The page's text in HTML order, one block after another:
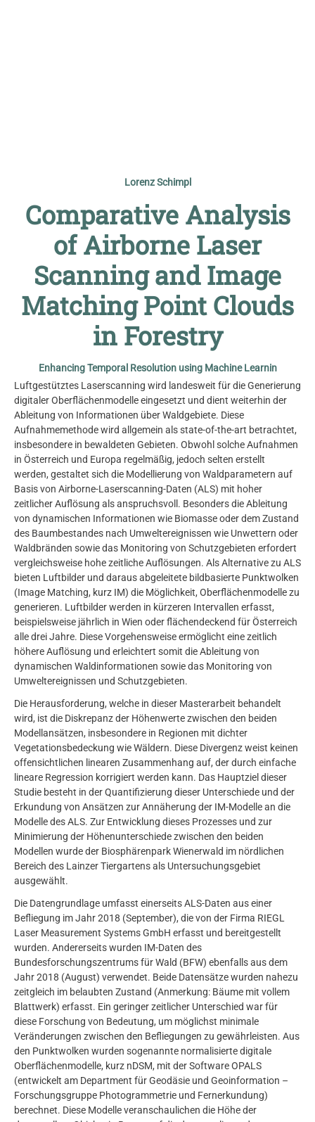
Lorenz Schimpl
Comparative Analysis
of Airborne Laser
Scanning and Image
Matching Point Clouds
in Forestry
Enhancing Temporal Resolution using Machine Learnin
Luftgestütztes Laserscanning wird landesweit für die Generierung
digitaler Oberflächenmodelle eingesetzt und dient weiterhin der
Ableitung von Informationen über Waldgebiete. Diese
Aufnahmemethode wird allgemein als state-of-the-art betrachtet,
insbesondere in bewaldeten Gebieten. Obwohl solche Aufnahmen
in Österreich und Europa regelmäßig, jedoch selten erstellt
werden, gestaltet sich die Modellierung von Waldparametern auf
Basis von Airborne-Laserscanning-Daten (ALS) mit hoher
zeitlicher Auflösung als anspruchsvoll. Besonders die Ableitung
von dynamischen Informationen wie Biomasse oder dem Zustand
des Baumbestandes nach Umweltereignissen wie Unwettern oder
Waldbränden sowie das Monitoring von Schutzgebieten erfordert
vergleichsweise hohe zeitliche Auflösungen. Als Alternative zu ALS
bieten Luftbilder und daraus abgeleitete bildbasierte Punktwolken
(Image Matching, kurz IM) die Möglichkeit, Oberflächenmodelle zu
generieren. Luftbilder werden in kürzeren Intervallen erfasst,
beispielsweise jährlich in Wien oder flächendeckend für Österreich
alle drei Jahre. Diese Vorgehensweise ermöglicht eine zeitlich
höhere Auflösung und erleichtert somit die Ableitung von
dynamischen Waldinformationen sowie das Monitoring von
Umweltereignissen und Schutzgebieten.
Die Herausforderung, welche in dieser Masterarbeit behandelt
wird, ist die Diskrepanz der Höhenwerte zwischen den beiden
Modellansätzen, insbesondere in Regionen mit dichter
Vegetationsbedeckung wie Wäldern. Diese Divergenz weist keinen
offensichtlichen linearen Zusammenhang auf, der durch einfache
lineare Regression korrigiert werden kann. Das Hauptziel dieser
Studie besteht in der Quantifizierung dieser Unterschiede und der
Erkundung von Ansätzen zur Annäherung der IM-Modelle an die
Modelle des ALS. Zur Entwicklung dieses Prozesses und zur
Minimierung der Höhenunterschiede zwischen den beiden
Modellen wurde der Biosphärenpark Wienerwald im nördlichen
Bereich des Lainzer Tiergartens als Untersuchungsgebiet
ausgewählt.
Die Datengrundlage umfasst einerseits ALS-Daten aus einer
Befliegung im Jahr 2018 (September), die von der Firma RIEGL
Laser Measurement Systems GmbH erfasst und bereitgestellt
wurden. Andererseits wurden IM-Daten des
Bundesforschungszentrums für Wald (BFW) ebenfalls aus dem
Jahr 2018 (August) verwendet. Beide Datensätze wurden nahezu
zeitgleich im belaubten Zustand (Anmerkung: Bäume mit vollem
Blattwerk) erfasst. Ein geringer zeitlicher Unterschied war für
diese Forschung von Bedeutung, um möglichst minimale
Veränderungen zwischen den Befliegungen zu gewährleisten. Aus
den Punktwolken wurden sogenannte normalisierte digitale
Oberflächenmodelle, kurz nDSM, mit der Software OPALS
(entwickelt am Department für Geodäsie und Geoinformation –
Forschungsgruppe Photogrammetrie und Fernerkundung)
berechnet. Diese Modelle veranschaulichen die Höhe der